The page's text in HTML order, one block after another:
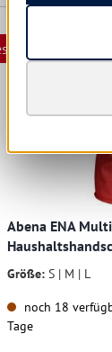
Abena ENA
Größe: S | M | L
noch 18
Tage